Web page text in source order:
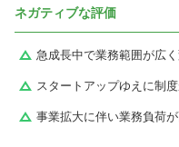
ネガティブな評価
急成長中で業務範囲が広
スタートアップゆえに制
事業拡大に伴い業務負荷